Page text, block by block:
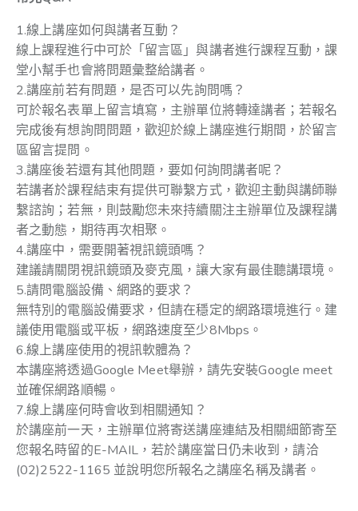
1.線上講座如何與講者互動？
線上課程進行中可於「留言區」與講者進行課程互動，課
堂小幫手也會將問題彙整給講者。
2.講座前若有問題，是否可以先詢問嗎？
可於報名表單上留言填寫，主辦單位將轉達講者；若報名
完成後有想詢問問題，歡迎於線上講座進行期間，於留言
區留言提問。
3.講座後若還有其他問題，要如何詢問講者呢？
若講者於課程結束有提供可聯繫方式，歡迎主動與講師聯
繫諮詢；若無，則鼓勵您未來持續關注主辦單位及課程講
者之動態，期待再次相聚。
4.講座中，需要開著視訊鏡頭嗎？
建議請關閉視訊鏡頭及麥克風，讓大家有最佳聽講環境。
5.請問電腦設備、網路的要求？
無特別的電腦設備要求，但請在穩定的網路環境進行。建
議使用電腦或平板，網路速度至少8Mbps。
6.線上講座使用的視訊軟體為？
本講座將透過Google Meet舉辦，請先安裝Google meet
並確保網路順暢。
7.線上講座何時會收到相關通知？
於講座前一天，主辦單位將寄送講座連結及相關細節寄至
您報名時留的E-MAIL，若於講座當日仍未收到，請洽
(02)2522-1165 並說明您所報名之講座名稱及講者。